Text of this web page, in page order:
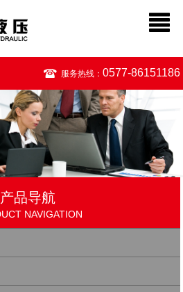
服务热线： 0577-86151186
产品导航
NAVIGATION